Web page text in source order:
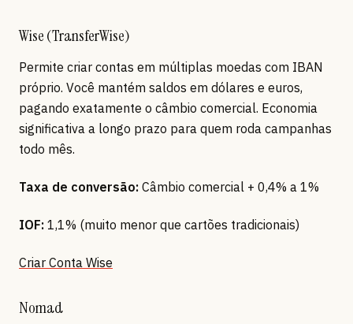
Wise (TransferWise)
Permite criar contas em múltiplas moedas com IBAN
próprio. Você mantém saldos em dólares e euros,
pagando exatamente o câmbio comercial. Economia
significativa a longo prazo para quem roda campanhas
todo mês.
Taxa de conversão: Câmbio comercial + 0,4% a 1%
IOF: 1,1% (muito menor que cartões tradicionais)
Criar Conta Wise
Nomad